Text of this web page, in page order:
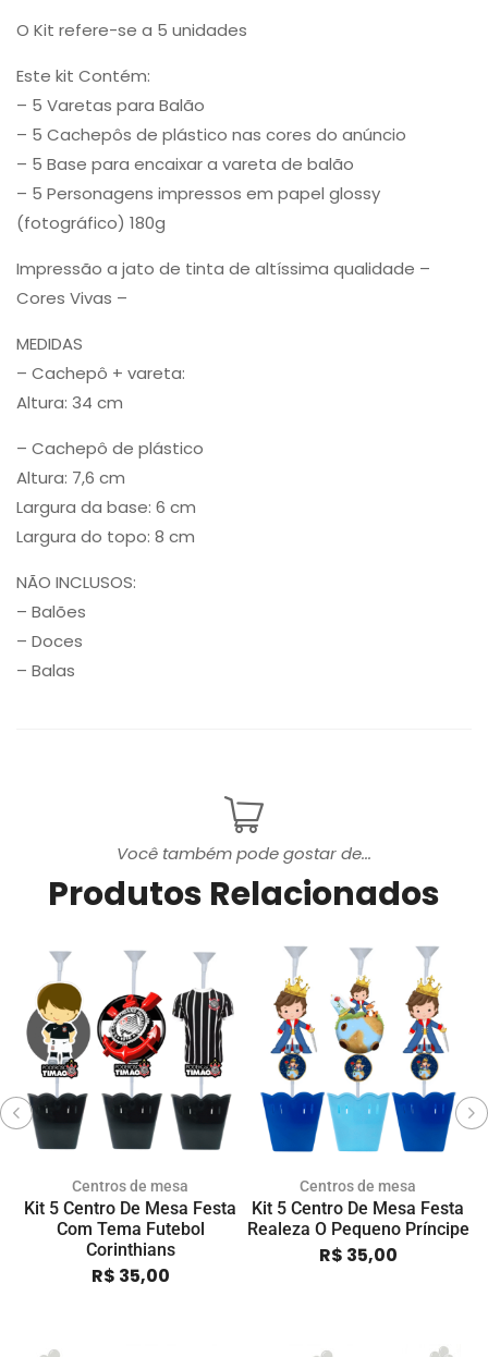
O Kit refere-se a 5 unidades
Este kit Contém:
– 5 Varetas para Balão
– 5 Cachepôs de plástico nas cores do anúncio
– 5 Base para encaixar a vareta de balão
– 5 Personagens impressos em papel glossy
(fotográfico) 180g
Impressão a jato de tinta de altíssima qualidade –
Cores Vivas –
MEDIDAS
– Cachepô + vareta:
Altura: 34 cm
– Cachepô de plástico
Altura: 7,6 cm
Largura da base: 6 cm
Largura do topo: 8 cm
NÃO INCLUSOS:
– Balões
– Doces
– Balas
Você também pode gostar de...
Produtos Relacionados
Centros de mesa
Kit 5 Centro De Mesa Festa
Com Tema Futebol
Corinthians
R$ 35,00
Centros de mesa
Kit 5 Centro De Mesa Festa
Realeza O Pequeno Príncipe
R$ 35,00